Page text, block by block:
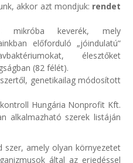
akkor azt mondjuk: rendet
mikróba keverék, mely
előforduló „jóindulatú“
élesztőket
(82 félét).
genetikailag módosított
Hungária Nonprofit Kft.
alkalmazható szerek listáján
szer, amely olyan környezetet
által az erjedéssel